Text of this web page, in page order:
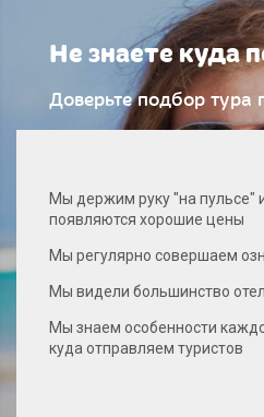
Не знаете куда
Доверьте подбор тура
Мы держим руку "на пульсе"
появляются хорошие цены
Мы регулярно совершаем
Мы видели большинство
Мы знаем особенности
куда отправляем туристов